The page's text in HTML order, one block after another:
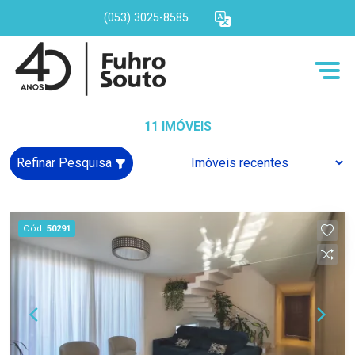
(053) 3025-8585
11 IMÓVEIS
Refinar Pesquisa
Cód. 50291